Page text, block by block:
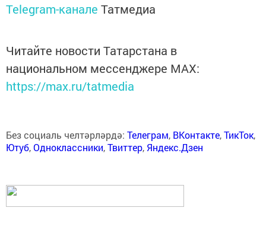
Telegram-канале Татмедиа
Читайте новости Татарстана в
национальном мессенджере MАХ:
https://max.ru/tatmedia
Без социаль челтәрләрдә: Телеграм, ВКонтакте,ТикТок,
Ютуб,Одноклассники,Твиттер, Яндекс.Дзен